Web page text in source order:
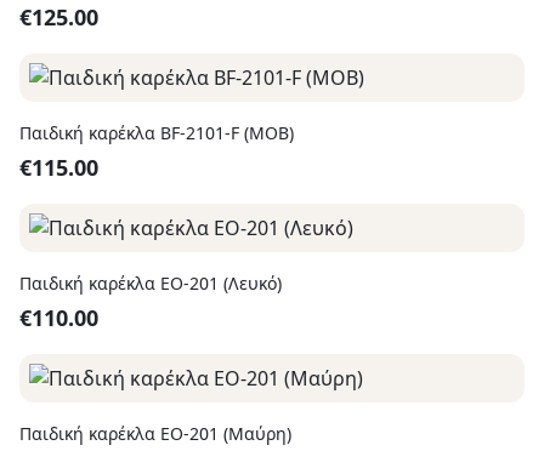
€125.00
Παιδική καρέκλα BF-2101-F (MOB)
€115.00
Παιδική καρέκλα EO-201 (Λευκό)
€110.00
Παιδική καρέκλα EO-201 (Μαύρη)